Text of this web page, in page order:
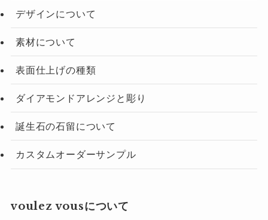
デザインについて
素材について
表面仕上げの種類
ダイアモンドアレンジと彫り
誕生石の石留について
カスタムオーダーサンプル
voulez vousについて